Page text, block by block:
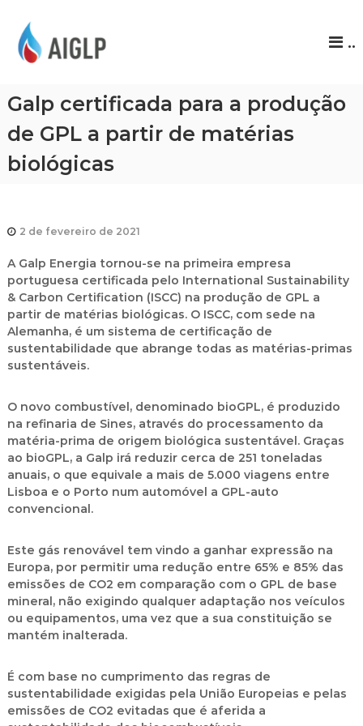
P
..
Galp certificada para a produção
de GPL a partir de matérias
biológicas
2 de fevereiro de 2021
A Galp Energia tornou-se na primeira empresa
portuguesa certificada pelo International Sustainability
& Carbon Certification (ISCC) na produção de GPL a
partir de matérias biológicas. O ISCC, com sede na
Alemanha, é um sistema de certificação de
sustentabilidade que abrange todas as matérias-primas
sustentáveis.
O novo combustível, denominado bioGPL, é produzido
na refinaria de Sines, através do processamento da
matéria-prima de origem biológica sustentável. Graças
ao bioGPL, a Galp irá reduzir cerca de 251 toneladas
anuais, o que equivale a mais de 5.000 viagens entre
Lisboa e o Porto num automóvel a GPL-auto
convencional.
Este gás renovável tem vindo a ganhar expressão na
Europa, por permitir uma redução entre 65% e 85% das
emissões de CO2 em comparação com o GPL de base
mineral, não exigindo qualquer adaptação nos veículos
ou equipamentos, uma vez que a sua constituição se
mantém inalterada.
É com base no cumprimento das regras de
sustentabilidade exigidas pela União Europeias e pelas
emissões de CO2 evitadas que é aferida a